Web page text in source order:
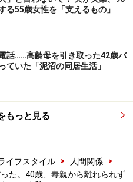
いていた。それなのにパー
する理解がまったくなく
いうものであるのか、想
ちがふうふう言いながら働
なら休めばいいじゃない』
う簡単に休めるわけがな
るけど、もうめんどうだか
る55歳女性を「支えるもの」
話……高齢母を引き取った42歳バ
ていた「泥沼の同居生活」
もっと見る
イフスタイル > 人間関係
>
た。40歳、毒親から離れられず